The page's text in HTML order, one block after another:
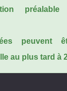
préalable
peuvent
au plus tard à